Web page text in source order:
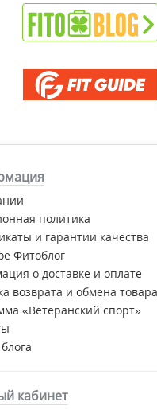
политика
и гарантии качества
Фитоблог
о доставке и оплате
возврата и обмена товара
«Ветеранский спорт»
кабинет